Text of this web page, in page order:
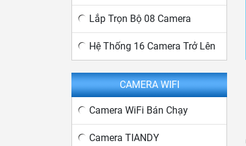
Lắp Trọn Bộ 08 Camera
Hệ Thống 16 Camera Trở Lên
CAMERA WIFI
Camera WiFi Bán Chạy
Camera TIANDY